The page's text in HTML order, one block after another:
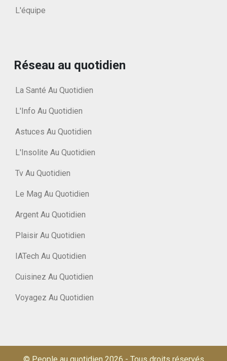
L'équipe
Réseau au quotidien
La Santé Au Quotidien
L'Info Au Quotidien
Astuces Au Quotidien
L'Insolite Au Quotidien
Tv Au Quotidien
Le Mag Au Quotidien
Argent Au Quotidien
Plaisir Au Quotidien
IATech Au Quotidien
Cuisinez Au Quotidien
Voyagez Au Quotidien